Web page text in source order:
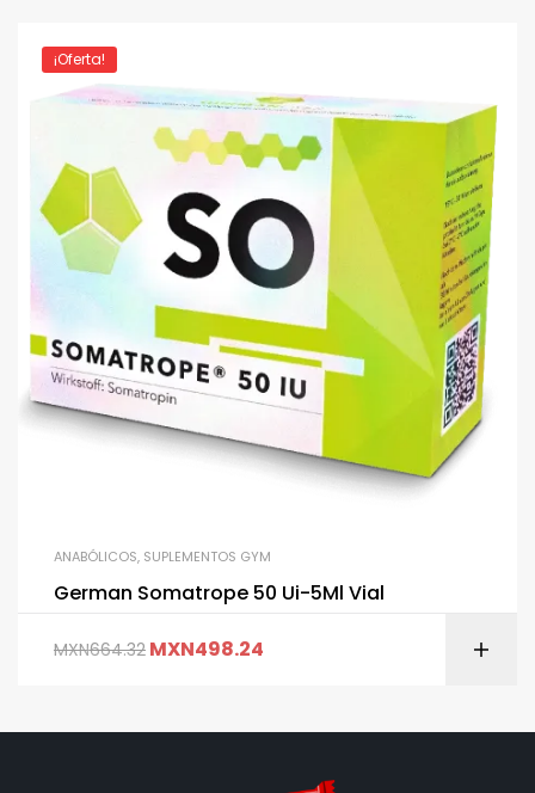
¡Oferta!
ANABÓLICOS, SUPLEMENTOS GYM
German Somatrope 50 Ui-5Ml Vial
MXN664.32 MXN498.24